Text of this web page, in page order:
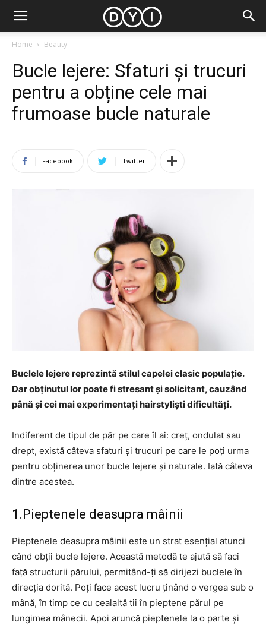
Home Beauty
Bucle lejere: Sfaturi și trucuri
pentru a obține cele mai
frumoase bucle naturale
Facebook Twitter
Buclele lejere reprezintă stilul capelei clasic populație.
Dar obținutul lor poate fi stresant și solicitant, cauzând
până și cei mai experimentați hairstyliști dificultăți.
Indiferent de tipul de păr pe care îl ai: creț, ondulat sau
drept, există câteva sfaturi și trucuri pe care le poți urma
pentru obținerea unor bucle lejere și naturale. Iată câteva
dintre acestea.
1.Pieptenele deasupra mâinii
Pieptenele deasupra mâinii este un strat esențial atunci
când obții bucle lejere. Această metodă te ajută să faci
față structurii părului, permitând-ți să dirijezi buclele în
direcția dorită. Poți face acest lucru ținând o vergea sub o
mână, în timp ce cu cealaltă tii în pieptene părul pe
lungimea mânecii. Apoi aruncă pieptenele la o parte și